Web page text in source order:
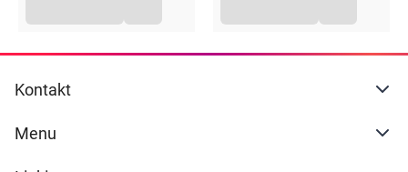
Kontakt
Menu